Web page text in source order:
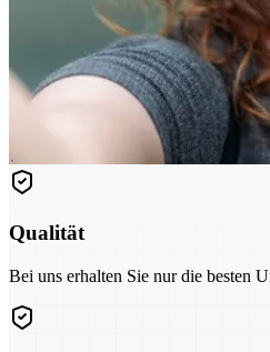
Qualität
Bei uns erhalten Sie nur die besten